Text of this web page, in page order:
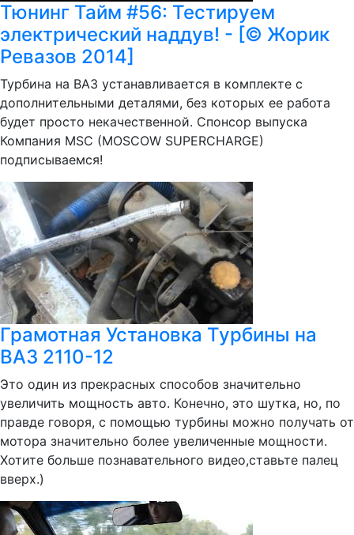
Тюнинг Тайм #56: Тестируем
электрический наддув! - [© Жорик
Ревазов 2014]
Турбина на ВАЗ устанавливается в комплекте с
дополнительными деталями, без которых ее работа
будет просто некачественной. Спонсор выпуска
Компания MSC (MOSCOW SUPERCHARGE)
подписываемся!
Грамотная Установка Турбины на
ВАЗ 2110-12
Это один из прекрасных способов значительно
увеличить мощность авто. Конечно, это шутка, но, по
правде говоря, с помощью турбины можно получать от
мотора значительно более увеличенные мощности.
Хотите больше познавательного видео,ставьте палец
вверх.)